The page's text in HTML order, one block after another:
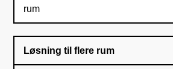
rum
Løsning til flere rum